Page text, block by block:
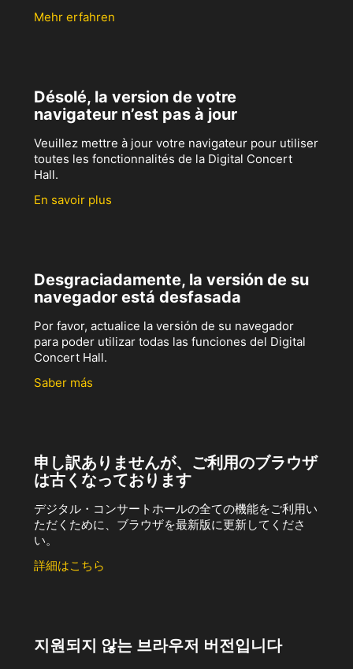
Mehr erfahren
Désolé, la version de votre
navigateur n’est pas à jour
Veuillez mettre à jour votre navigateur pour utiliser
toutes les fonctionnalités de la Digital Concert
Hall.
En savoir plus
Desgraciadamente, la versión de su
navegador está desfasada
Por favor, actualice la versión de su navegador
para poder utilizar todas las funciones del Digital
Concert Hall.
Saber más
申し訳ありませんが、ご利用のブラウザ
は古くなっております
デジタル・コンサートホールの全ての機能をご利用い
ただくために、ブラウザを最新版に更新してくださ
い。
詳細はこちら
지원되지 않는 브라우저 버전입니다